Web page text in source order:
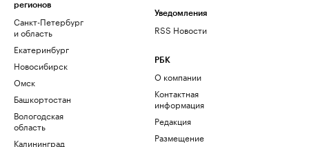
регионов
Санкт-Петербург
и область
Екатеринбург
Новосибирск
Омск
Башкортостан
Вологодская
область
Калининград
Уведомления
RSS Новости
РБК
О компании
Контактная
информация
Редакция
Размещение